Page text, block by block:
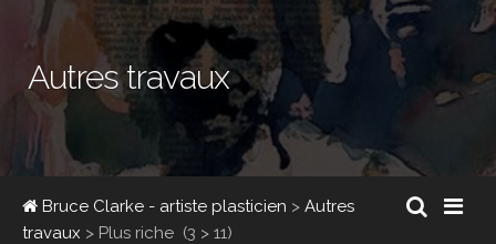
Autres travaux
Bruce Clarke - artiste plasticien > Autres
travaux > Plus riche (3 > 11)